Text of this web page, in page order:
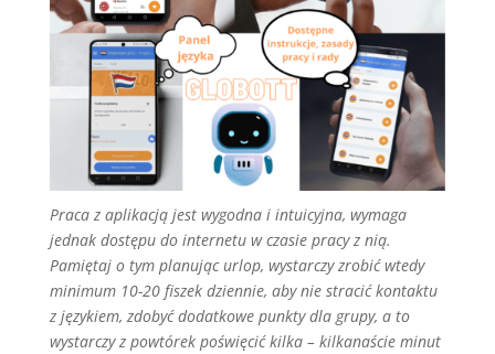
Praca z aplikacją jest wygodna i intuicyjna, wymaga
jednak dostępu do internetu w czasie pracy z nią.
Pamiętaj o tym planując urlop, wystarczy zrobić wtedy
minimum 10-20 fiszek dziennie, aby nie stracić kontaktu
z językiem, zdobyć dodatkowe punkty dla grupy, a to
wystarczy z powtórek poświęcić kilka – kilkanaście minut